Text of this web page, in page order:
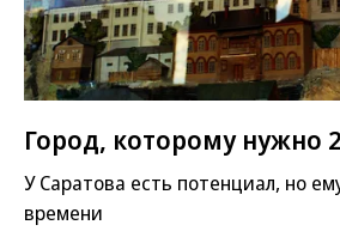
Город, которому нужно
У Саратова есть потенциал, но
времени